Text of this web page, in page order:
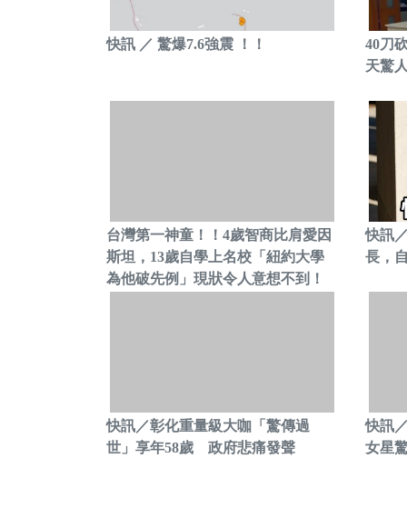
快訊 ／ 驚爆7.6強震 ！！
40刀
天驚
台灣第一神童！！4歲智商比肩愛因
斯坦，13歲自學上名校「紐約大學
為他破先例」現狀令人意想不到！
快訊
長，
快訊／彰化重量級大咖「驚傳過
世」享年58歲 政府悲痛發聲
快訊
女星